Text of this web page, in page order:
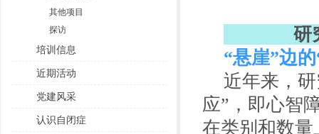
其他项目
探访
培训信息
近期活动
党建风采
认识自闭症
研究
“悬崖”边
近年来，
应”，即心智
在类别和数